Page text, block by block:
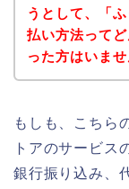
うとして、「
払い方法って
った方はいませ
もしも、こちら
トアのサービス
銀行振り込み、